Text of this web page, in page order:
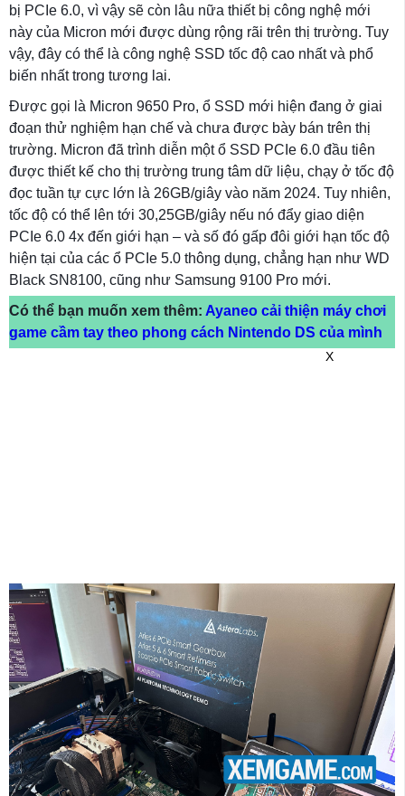
bị PCIe 6.0, vì vậy sẽ còn lâu nữa thiết bị công nghệ mới
này của Micron mới được dùng rộng rãi trên thị trường. Tuy
vậy, đây có thể là công nghệ SSD tốc độ cao nhất và phổ
biến nhất trong tương lai.
Được gọi là Micron 9650 Pro, ổ SSD mới hiện đang ở giai
đoạn thử nghiệm hạn chế và chưa được bày bán trên thị
trường. Micron đã trình diễn một ổ SSD PCIe 6.0 đầu tiên
được thiết kế cho thị trường trung tâm dữ liệu, chạy ở tốc độ
đọc tuần tự cực lớn là 26GB/giây vào năm 2024. Tuy nhiên,
tốc độ có thể lên tới 30,25GB/giây nếu nó đẩy giao diện
PCIe 6.0 4x đến giới hạn – và số đó gấp đôi giới hạn tốc độ
hiện tại của các ổ PCIe 5.0 thông dụng, chẳng hạn như WD
Black SN8100, cũng như Samsung 9100 Pro mới.
Có thể bạn muốn xem thêm: Ayaneo cải thiện máy chơi
game cầm tay theo phong cách Nintendo DS của mình
X